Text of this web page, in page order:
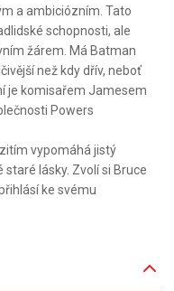
a ambiciózním. Tato
schopnosti, ale
žárem. Má Batman
než kdy dřív, neboť
je komisařem Jamesem
Powers
vypomáhá jistý
lásky. Zvolí si Bruce
ke svému